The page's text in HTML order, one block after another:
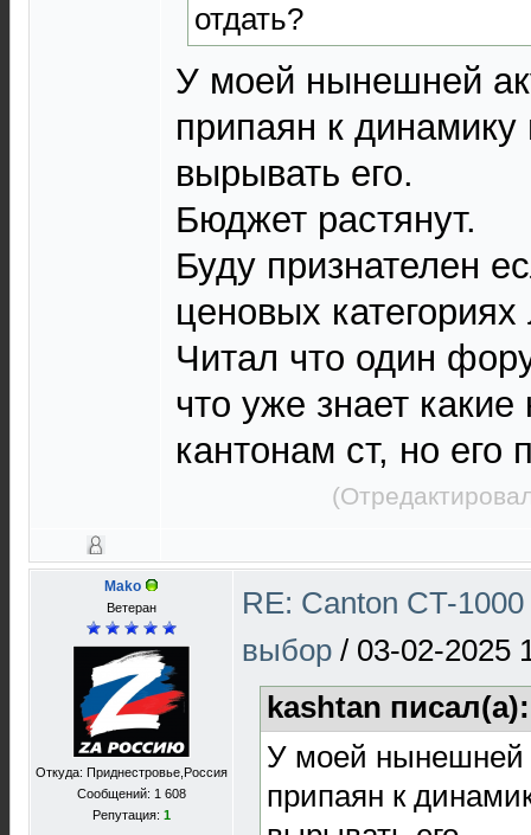
отдать?
У моей нынешней
припаян к
вырывать его.
Бюджет растянут.
Буду признателен
ценовых
Читал что один
что уже знает
кантонам ст, но его
Mako
Ветеран
Откуда: Приднестровье,Россия
Сообщений: 1 608
Репутация: 1
RE: Canton CT-
выбор / 03-02-2025
kashtan
У моей нынешней
припаян к